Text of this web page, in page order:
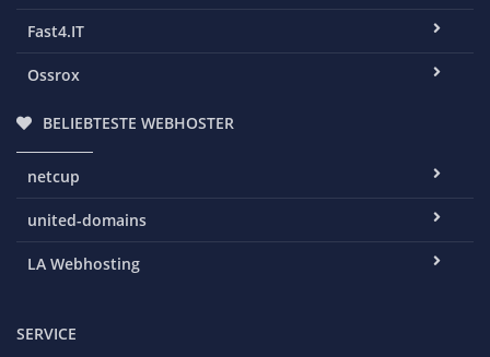
Fast4.IT
Ossrox
BELIEBTESTE WEBHOSTER
netcup
united-domains
LA Webhosting
SERVICE